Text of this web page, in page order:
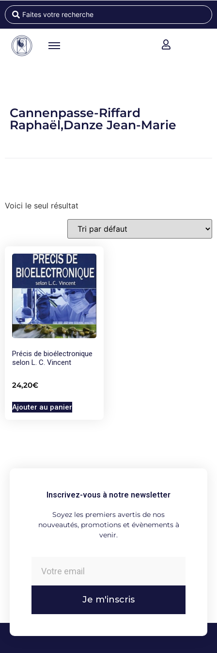
Cannenpasse-Riffard
Raphaël,Danze Jean-Marie
Voici le seul résultat
Précis de bioélectronique
selon L. C. Vincent
24,20€
Ajouter au panier
Inscrivez-vous à notre newsletter
Soyez les premiers avertis de nos
nouveautés, promotions et évènements à
venir.
Je m'inscris